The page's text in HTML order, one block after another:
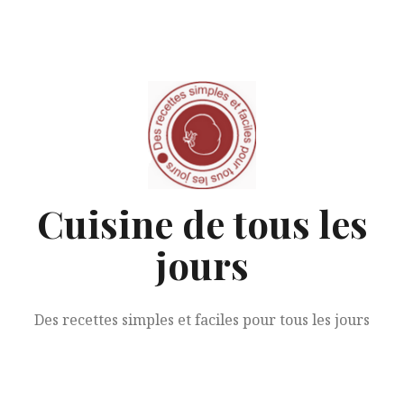
Cuisine de tous les
jours
Des recettes simples et faciles pour tous les jours